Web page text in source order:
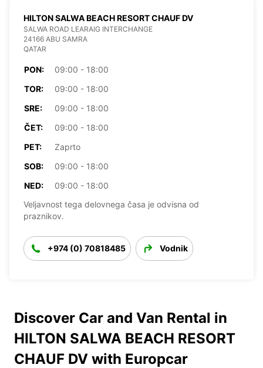
HILTON SALWA BEACH RESORT CHAUF DV
SALWA ROAD LEARAIG INTERCHANGE
24166 ABU SAMRA
QATAR
PON:
09:00 - 18:00
TOR:
09:00 - 18:00
SRE:
09:00 - 18:00
ČET:
09:00 - 18:00
PET:
Zaprto
SOB:
09:00 - 18:00
NED:
09:00 - 18:00
Veljavnost tega delovnega časa je odvisna od
praznikov.
+974 (0) 70818485 Vodnik
Discover Car and Van Rental in
HILTON SALWA BEACH RESORT
CHAUF DV with Europcar